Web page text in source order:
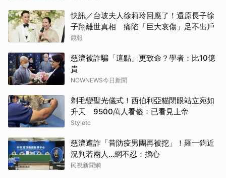
快訊／台玻夫人徐莉玲回應了！還原長子徐
子翔離世真相 痛陷「巨大哀傷」足不出戶
鏡報
慈濟被詐騙「這點」更致命？學者：比10億
貴
NOWNEWS今日新聞
剃毛變聖光儀式！西伯利亞貓閉眼站立宛如
升天 9500萬人看傻：已看見上帝
Styletc
慈濟遭詐「昔防疫男團再被挖」！羅一鈞近
況判若兩人…網不忍：擔心
民視新聞網
取消